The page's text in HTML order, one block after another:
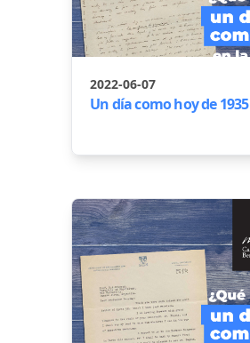
2022-06-07
Un día como hoy de 1935